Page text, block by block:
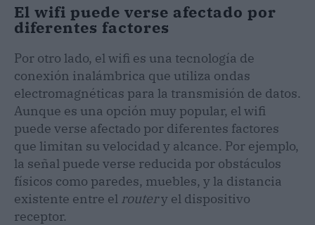
El wifi puede verse afectado por
diferentes factores
Por otro lado, el wifi es una tecnología de
conexión inalámbrica que utiliza ondas
electromagnéticas para la transmisión de datos.
Aunque es una opción muy popular, el wifi
puede verse afectado por diferentes factores
que limitan su velocidad y alcance. Por ejemplo,
la señal puede verse reducida por obstáculos
físicos como paredes, muebles, y la distancia
existente entre el routery el dispositivo
receptor.